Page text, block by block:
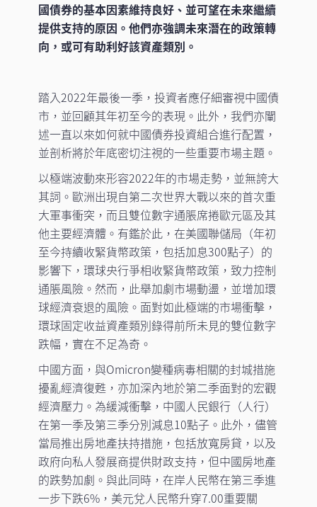
國債券的基本因素維持良好、並可望在未來繼續
提供支持的原因。他們亦強調未來潛在的政策轉
向，或可有助利好該資產類別。
踏入2022年最後一季，投資者應仔細審視中國債
市，並回顧其年初至今的表現。此外，我們亦闡
述一直以來如何就中國債券投資組合進行配置，
並剖析將於年底密切注視的一些重要市場主題。
以極端波動來形容2022年的市場走勢，並無誇大
其詞。歐洲出現自第二次世界大戰以來的首次重
大軍事衝突，而且雙位數字通脹席捲歐元區及其
他主要經濟體。有鑑於此，在美國聯儲局（年初
至今持續收緊貨幣政策，包括加息300點子）的
影響下，環球央行爭相收緊貨幣政策，致力控制
通脹風險。然而，此舉加劇市場動盪，並增加環
球經濟衰退的風險。面對如此極端的市場衝擊，
環球固定收益資產類別錄得前所未見的雙位數字
跌幅，實在不足為奇。
中國方面，與Omicron變種病毒相關的封城措施
擾亂經濟復甦，亦加深內地於第二季面對的宏觀
經濟壓力。為緩減衝擊，中國人民銀行（人行）
在第一季及第三季分別減息10點子。此外，儘管
當局推出房地產扶持措施，包括放寬房貸，以及
政府向私人發展商提供財政支持，但中國房地產
的跌勢加劇。與此同時，在岸人民幣在第三季進
一步下跌6%，美元兌人民幣升穿7.00重要關